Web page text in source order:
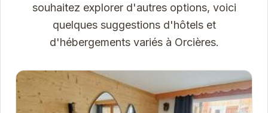
souhaitez explorer d'autres options, voici
quelques suggestions d'hôtels et
d'hébergements variés à Orcières.